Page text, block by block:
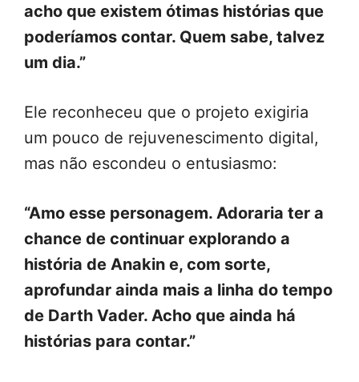
acho que existem ótimas histórias que
poderíamos contar. Quem sabe, talvez
um dia.”
Ele reconheceu que o projeto exigiria
um pouco de rejuvenescimento digital,
mas não escondeu o entusiasmo:
“Amo esse personagem. Adoraria ter a
chance de continuar explorando a
história de Anakin e, com sorte,
aprofundar ainda mais a linha do tempo
de Darth Vader. Acho que ainda há
histórias para contar.”